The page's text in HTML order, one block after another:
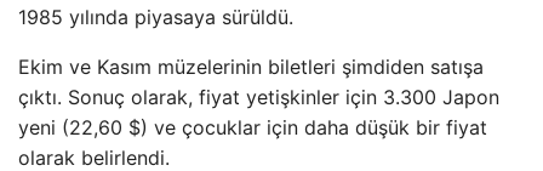
1985 yılında piyasaya sürüldü.
Ekim ve Kasım müzelerinin biletleri şimdiden satışa
çıktı. Sonuç olarak, fiyat yetişkinler için 3.300 Japon
yeni (22,60 $) ve çocuklar için daha düşük bir fiyat
olarak belirlendi.